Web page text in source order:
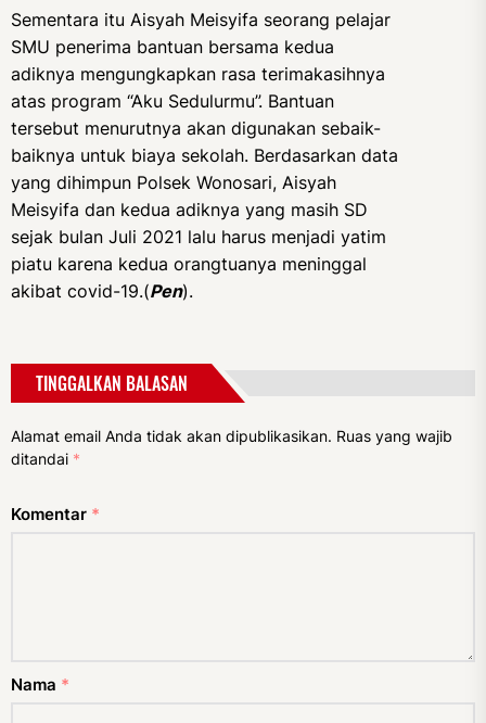
Sementara itu Aisyah Meisyifa seorang pelajar
SMU penerima bantuan bersama kedua
adiknya mengungkapkan rasa terimakasihnya
atas program “Aku Sedulurmu”. Bantuan
tersebut menurutnya akan digunakan sebaik-
baiknya untuk biaya sekolah. Berdasarkan data
yang dihimpun Polsek Wonosari, Aisyah
Meisyifa dan kedua adiknya yang masih SD
sejak bulan Juli 2021 lalu harus menjadi yatim
piatu karena kedua orangtuanya meninggal
akibat covid-19.(Pen).
TINGGALKAN BALASAN
Alamat email Anda tidak akan dipublikasikan. Ruas yang wajib
ditandai *
Komentar *
Nama *